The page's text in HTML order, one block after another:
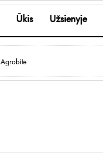
Ūkis Užsienyje
Agrobitė